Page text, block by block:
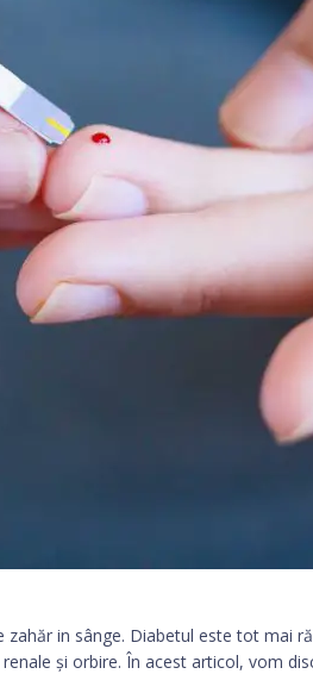
in sânge. Diabetul este tot mai
și orbire. În acest articol, vom